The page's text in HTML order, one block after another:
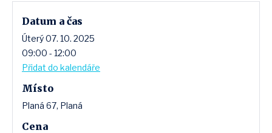
Datum a čas
Úterý 07. 10. 2025
09:00 - 12:00
Přidat do kalendáře
Místo
Planá 67, Planá
Cena